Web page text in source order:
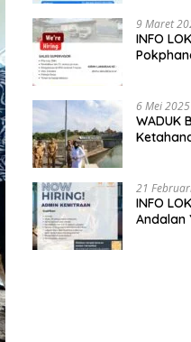
9 Maret
INFO
6 Mei 2025
WADUK
21
INFO
Andalan